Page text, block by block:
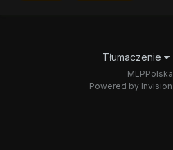
Tłumaczenie
Powered by